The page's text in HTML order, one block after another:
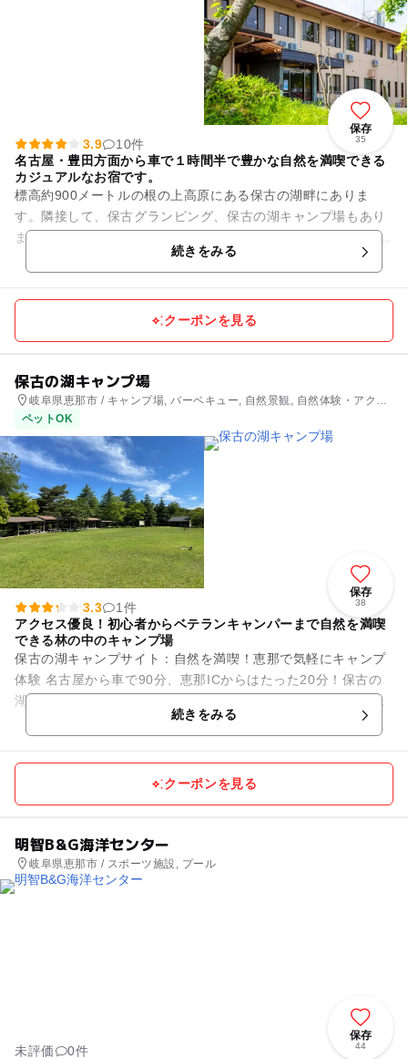
保存
35
3.9
10件
名古屋・豊田方面から車で１時間半で豊かな自然を満喫できる
カジュアルなお宿です。
標高約900メートルの根の上高原にある保古の湖畔にありま
す。隣接して、保古グランピング、保古の湖キャンプ場もあり
ます。 年４０回開催されるネイチャリングツアーは大人から子
供までご参加いただける...続きをみる
クーポンを見る
保古の湖キャンプ場
岐阜県恵那市 / キャンプ場, バーベキュー, 自然景観, 自然体験・アクテ
ィビティ
ペットOK
保存
38
3.3
1件
アクセス優良！初心者からベテランキャンパーまで自然を満喫
できる林の中のキャンプ場
保古の湖キャンプサイト：自然を満喫！恵那で気軽にキャンプ
体験 名古屋から車で90分、恵那ICからはたった20分！保古の
湖のほとりに位置する当キャンプサイトは、アクセス抜群の立
続きをみる
クーポンを見る
明智B&G海洋センター
岐阜県恵那市 / スポーツ施設, プール
保存
44
未評価 0件